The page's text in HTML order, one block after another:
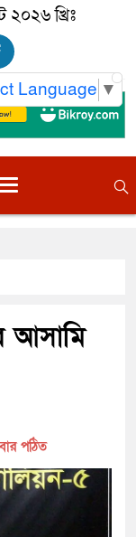
খ্রিঃ
Language ▼
আসামি
পঠিত